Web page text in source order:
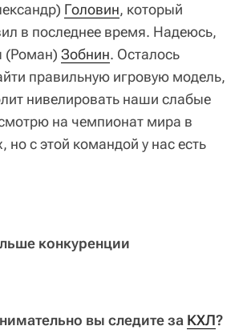
Головин, который
в последнее время. Надеюсь,
(Роман) Зобнин. Осталось
правильную игровую модель,
нивелировать наши слабые
на чемпионат мира в
но с этой командой у нас есть
конкуренции
вы следите за КХЛ?